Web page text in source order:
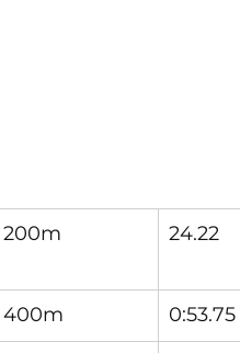
200m 24.22
400m 0:53.75